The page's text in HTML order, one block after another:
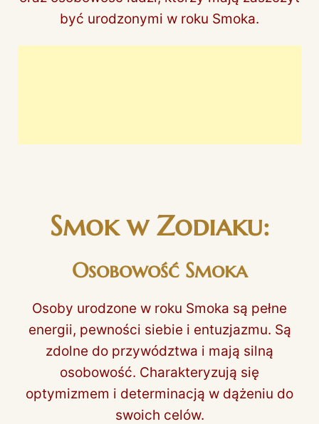
być urodzonymi w roku Smoka.
Smok w Zodiaku:
Osobowość Smoka
Osoby urodzone w roku Smoka są pełne
energii, pewności siebie i entuzjazmu. Są
zdolne do przywództwa i mają silną
osobowość. Charakteryzują się
optymizmem i determinacją w dążeniu do
swoich celów.